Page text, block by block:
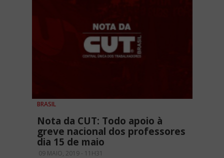
BRASIL
Nota da CUT: Todo apoio à
greve nacional dos professores
dia 15 de maio
09 MAIO, 2019 - 11H31